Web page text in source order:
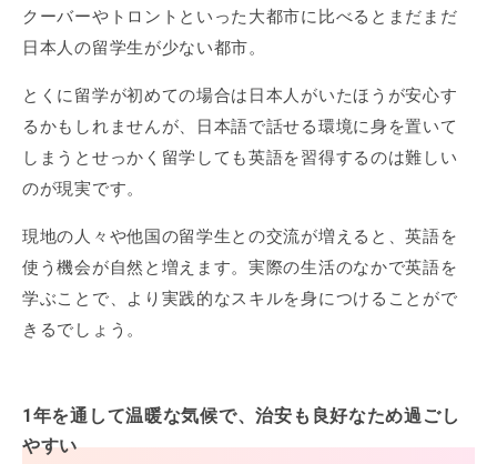
クーバーやトロントといった大都市に比べるとまだまだ
日本人の留学生が少ない都市。
とくに留学が初めての場合は日本人がいたほうが安心す
るかもしれませんが、日本語で話せる環境に身を置いて
しまうとせっかく留学しても英語を習得するのは難しい
のが現実です。
現地の人々や他国の留学生との交流が増えると、英語を
使う機会が自然と増えます。実際の生活のなかで英語を
学ぶことで、より実践的なスキルを身につけることがで
きるでしょう。
1年を通して温暖な気候で、治安も良好なため過ごし
やすい